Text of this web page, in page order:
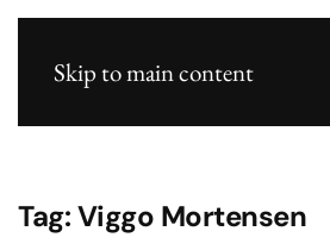
Skip to main content
Tag:Viggo Mortensen